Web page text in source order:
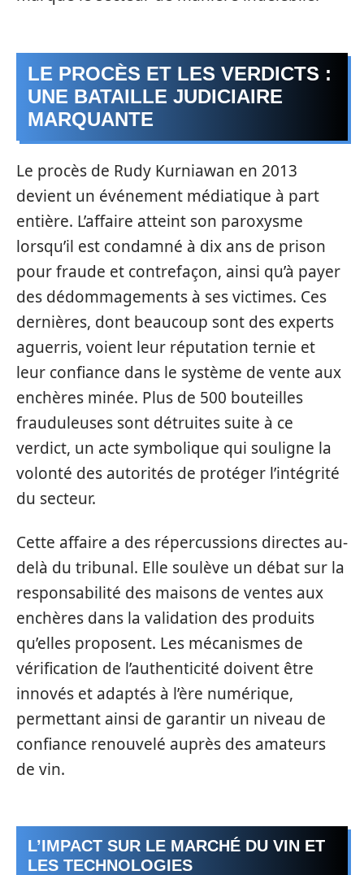
LE PROCÈS ET LES VERDICTS :
UNE BATAILLE JUDICIAIRE
MARQUANTE
Le procès de Rudy Kurniawan en 2013
devient un événement médiatique à part
entière. L’affaire atteint son paroxysme
lorsqu’il est condamné à dix ans de prison
pour fraude et contrefaçon, ainsi qu’à payer
des dédommagements à ses victimes. Ces
dernières, dont beaucoup sont des experts
aguerris, voient leur réputation ternie et
leur confiance dans le système de vente aux
enchères minée. Plus de 500 bouteilles
frauduleuses sont détruites suite à ce
verdict, un acte symbolique qui souligne la
volonté des autorités de protéger l’intégrité
du secteur.
Cette affaire a des répercussions directes au-
delà du tribunal. Elle soulève un débat sur la
responsabilité des maisons de ventes aux
enchères dans la validation des produits
qu’elles proposent. Les mécanismes de
vérification de l’authenticité doivent être
innovés et adaptés à l’ère numérique,
permettant ainsi de garantir un niveau de
confiance renouvelé auprès des amateurs
de vin.
L’IMPACT SUR LE MARCHÉ DU VIN ET
LES TECHNOLOGIES